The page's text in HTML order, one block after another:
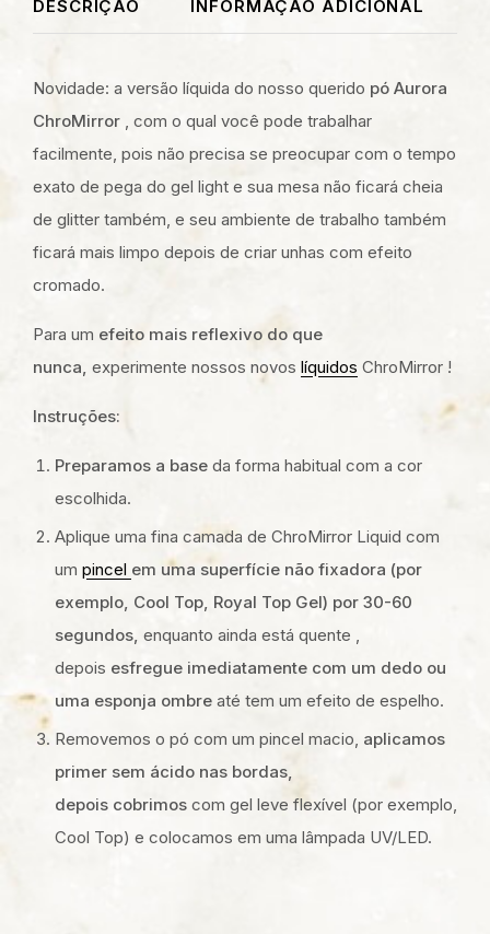
DESCRIÇÃO INFORMAÇÃO ADICIONAL
Novidade: a versão líquida do nosso querido pó Aurora
ChroMirror , com o qual você pode trabalhar
facilmente, pois não precisa se preocupar com o tempo
exato de pega do gel light e sua mesa não ficará cheia
de glitter também, e seu ambiente de trabalho também
ficará mais limpo depois de criar unhas com efeito
cromado.
Para um efeito mais reflexivo do que
nunca, experimente nossos novos líquidos ChroMirror !
Instruções:
Preparamos a base da forma habitual com a cor
escolhida.
Aplique uma fina camada de ChroMirror Liquid com
um pincel em uma superfície não fixadora (por
exemplo, Cool Top, Royal Top Gel) por 30-60
segundos, enquanto ainda está quente ,
depois esfregue imediatamente com um dedo ou
uma esponja ombre até tem um efeito de espelho.
Removemos o pó com um pincel macio, aplicamos
primer sem ácido nas bordas,
depois cobrimos com gel leve flexível (por exemplo,
Cool Top) e colocamos em uma lâmpada UV/LED.